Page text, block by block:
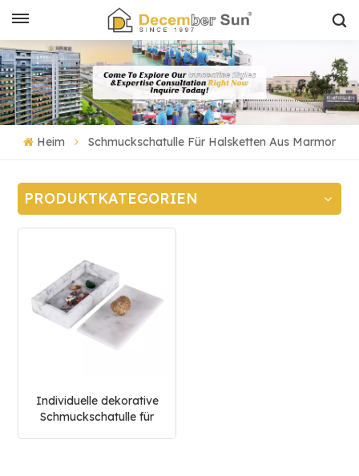
Heim Schmuckschatulle Für Halsketten Aus Marmor
PRODUKTKATEGORIEN
Individuelle dekorative
Schmuckschatulle für